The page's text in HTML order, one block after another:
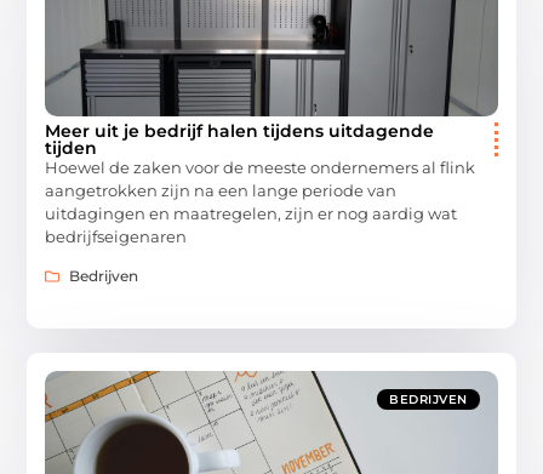
Meer uit je bedrijf halen tijdens uitdagende
tijden
Hoewel de zaken voor de meeste ondernemers al flink
aangetrokken zijn na een lange periode van
uitdagingen en maatregelen, zijn er nog aardig wat
bedrijfseigenaren
Bedrijven
BEDRIJVEN